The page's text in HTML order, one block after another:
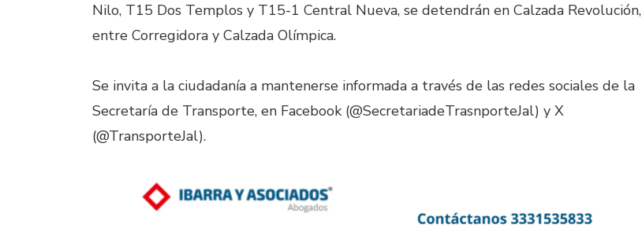
Nilo, T15 Dos Templos y T15-1 Central Nueva, se detendrán en Calzada Revolución,
entre Corregidora y Calzada Olímpica.
Se invita a la ciudadanía a mantenerse informada a través de las redes sociales de la
Secretaría de Transporte, en Facebook (@SecretariadeTrasnporteJal) y X
(@TransporteJal). ‎